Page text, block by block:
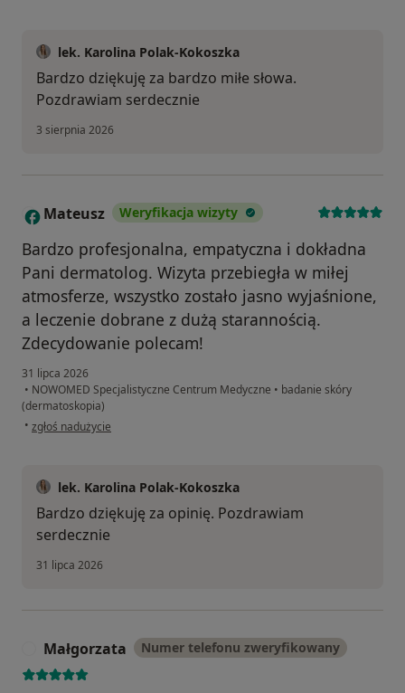
lek. Karolina Polak-Kokoszka
Bardzo dziękuję za bardzo miłe słowa.
Pozdrawiam serdecznie
3 sierpnia 2026
M Mateusz Weryfikacja wizyty
Bardzo profesjonalna, empatyczna i dokładna
Pani dermatolog. Wizyta przebiegła w miłej
atmosferze, wszystko zostało jasno wyjaśnione,
a leczenie dobrane z dużą starannością.
Zdecydowanie polecam!
31 lipca 2026
• NOWOMED Specjalistyczne Centrum Medyczne • badanie skóry
(dermatoskopia)
• w opinii użytkownika Mateusz
zgłoś nadużycie
lek. Karolina Polak-Kokoszka
Bardzo dziękuję za opinię. Pozdrawiam
serdecznie
31 lipca 2026
Małgorzata Numer telefonu zweryfikowany